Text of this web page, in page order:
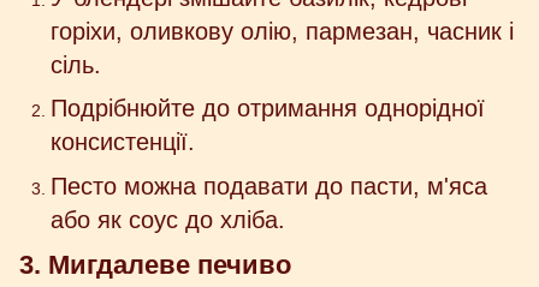
горіхи, оливкову олію, пармезан, часник і
сіль.
Подрібнюйте до отримання однорідної
консистенції.
Песто можна подавати до пасти, м'яса
або як соус до хліба.
3. Мигдалеве печиво